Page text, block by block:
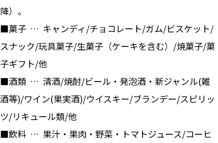
降）。
■菓子 … キャンディ/チョコレート/ガム/ビスケット/
スナック/玩具菓子/生菓子（ケーキを含む）/焼菓子/菓
子ギフト/他
■酒類 … 清酒/焼酎/ビール・発泡酒・新ジャンル(雑
酒等)/ワイン(果実酒)/ウイスキー/ブランデー/スピリッ
ツ/リキュール類/他
■飲料 … 果汁・果肉・野菜・トマトジュース/コーヒ